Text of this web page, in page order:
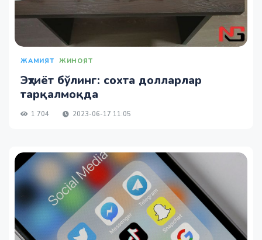
ЖАМИЯТ ЖИНОЯТ
Эҳтиёт бўлинг: сохта долларлар
тарқалмоқда
1 704 2023-06-17 11:05